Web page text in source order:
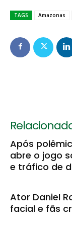
TAGS Amazonas
Após
abre o jogo
e tráfico de
Ator Daniel
facial e fãs